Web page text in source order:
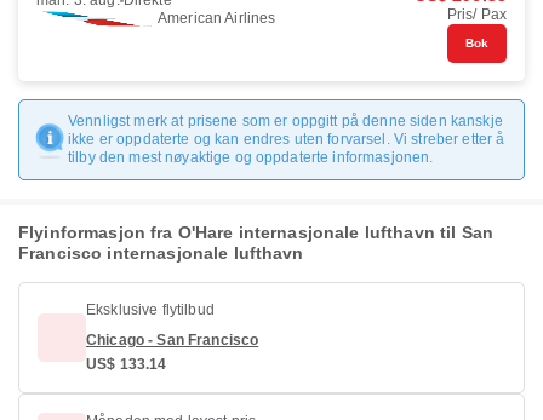
American Airlines
Pris/ Pax
Bok
Vennligst merk at prisene som er oppgitt på denne siden kanskje
ikke er oppdaterte og kan endres uten forvarsel. Vi streber etter å
tilby den mest nøyaktige og oppdaterte informasjonen.
Flyinformasjon fra O'Hare internasjonale lufthavn til San
Francisco internasjonale lufthavn
Eksklusive flytilbud
Chicago - San Francisco
US$ 133.14